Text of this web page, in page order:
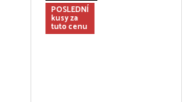
POSLEDNÍ
kusy za
tuto cenu